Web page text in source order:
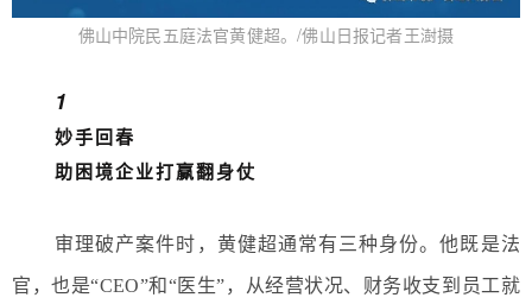
佛山中院民五庭法官黄健超。/佛山日报记者王澍摄
1
妙手回春
助困境企业打赢翻身仗
审理破产案件时，黄健超通常有三种身份。他既是法
官，也是“CEO”和“医生”，从经营状况、财务收支到员工就